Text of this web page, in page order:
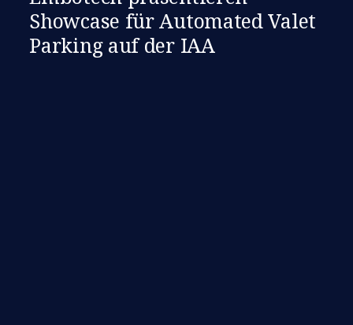
Showcase für Automated Valet
Parking auf der IAA